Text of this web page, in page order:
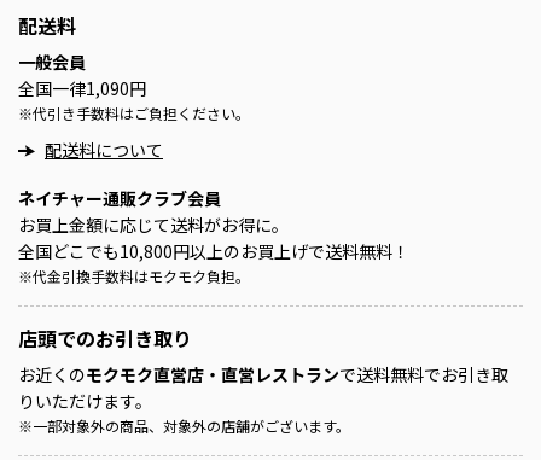
配送料
一般会員
全国一律1,090円
※代引き手数料はご負担ください。
配送料について
ネイチャー通販クラブ会員
お買上金額に応じて送料がお得に。
全国どこでも10,800円以上のお買上げで送料無料！
※代金引換手数料はモクモク負担。
店頭でのお引き取り
お近くのモクモク直営店・直営レストランで送料無料でお引き取
りいただけます。
※一部対象外の商品、対象外の店舗がございます。